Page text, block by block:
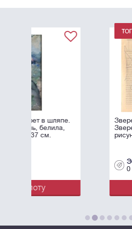
Зверев, А.Т.
Зверева А.Т. 1980-е.
рисунками. - 50 л.;